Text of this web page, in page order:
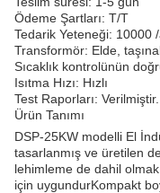
Ödeme Şartları: T/T
Tedarik Yeteneği: 10000
Transformör: Elde,
Sıcaklık kontrolünün
Isıtma Hızı: Hızlı
Test Raporları: Verilmiştir.
Ürün Tanımı
DSP-25KW modelli El
tasarlanmış ve üretilen
lehimleme de dahil
için uygundurKompakt